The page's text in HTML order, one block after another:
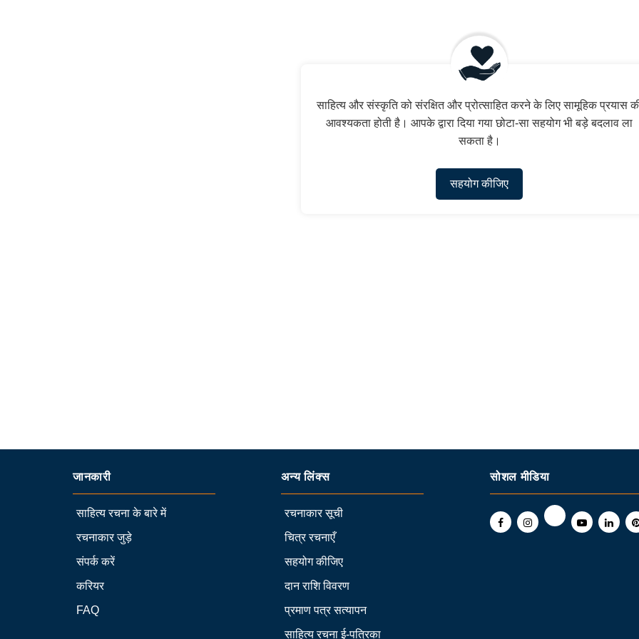
साहित्य और संस्कृति को संरक्षित और प्रोत्साहित करने के लिए सामूहिक प्रयास
आवश्यकता होती है। आपके द्वारा दिया गया छोटा-सा सहयोग भी बड़े बदलाव ला
सकता है।
सहयोग कीजिए
जानकारी
साहित्य रचना के बारे में
रचनाकार जुड़े
संपर्क करें
करियर
FAQ
अन्य लिंक्स
रचनाकार सूची
चित्र रचनाएँ
सहयोग कीजिए
दान राशि विवरण
प्रमाण पत्र सत्यापन
साहित्य रचना ई-पत्रिका
सोशल मीडिया